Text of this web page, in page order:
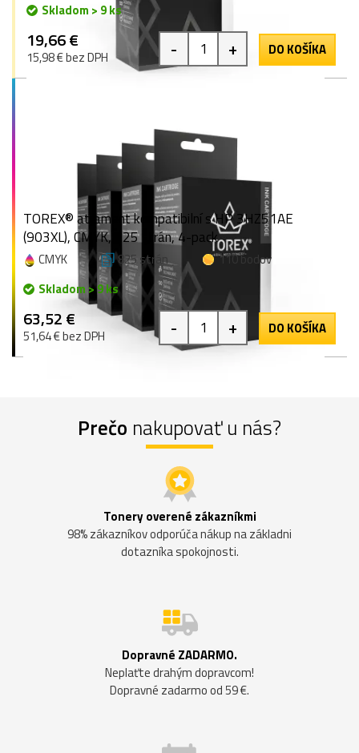
Skladom > 9 ks
19,66 €
15,98 € bez DPH - + DO KOŠÍKA
TOREX® atrament kompatibilní s HP 3HZ51AE
(903XL), CMYK, 825 strán, 4-pack
CMYK 825 strán
110 bodov
Skladom > 9 ks
63,52 €
51,64 € bez DPH - + DO KOŠÍKA
Prečo nakupovať u nás?
Tonery overené zákazníkmi
98% zákazníkov odporúča nákup na základni
dotazníka spokojnosti.
Dopravné ZADARMO.
Neplaťte drahým dopravcom!
Dopravné zadarmo od 59 €.